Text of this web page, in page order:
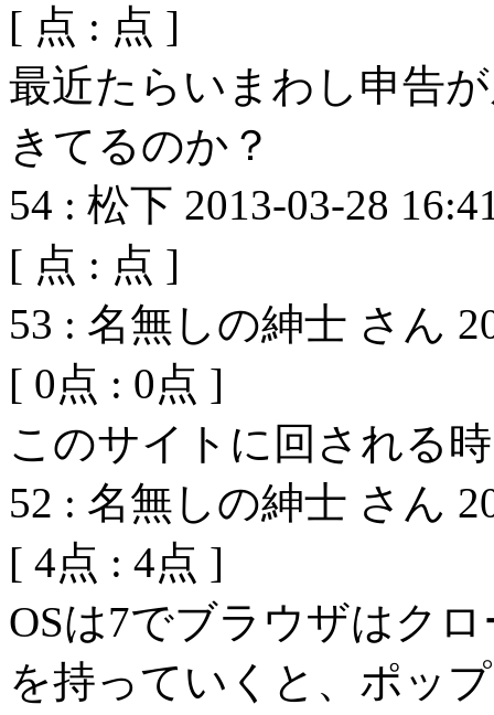
[ 点 : 点 ]
最近たらいまわし申告
きてるのか？
54 : 松下 2013-03-28
[ 点 : 点 ]
53 : 名無しの紳士 さん
[ 0点 : 0点 ]
このサイトに回される
52 : 名無しの紳士 さん
[ 4点 : 4点 ]
OSは7でブラウザはク
を持っていくと、ポッ